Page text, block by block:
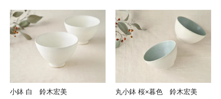
小鉢 白 鈴木宏美
丸小鉢 桜×暮色 鈴木宏美